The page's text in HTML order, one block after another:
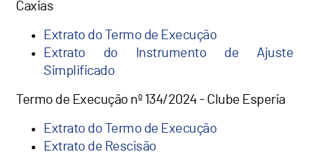
Caxias
Extrato do Termo de Execução
Extrato do Instrumento de Ajuste
Simplificado
Termo de Execução nº 134/2024 - Clube Esperia
Extrato do Termo de Execução
Extrato de Rescisão